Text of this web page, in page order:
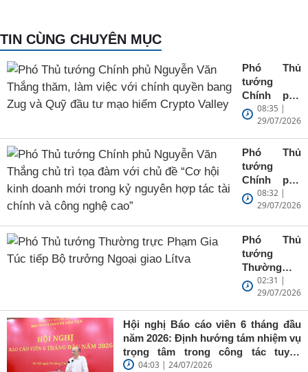
TIN CÙNG CHUYÊN MỤC
Phó Thủ
tướng
Chính phủ
Nguyễn Văn
Thắng
thăm, làm
việc với
chính quyền
bang Zug và
Quỹ đầu tư
mạo hiểm
Valley
08:35 |
29/07/2026
Phó Thủ
tướng
Chính phủ
Nguyễn Văn
Thắng chủ
với chủ đề
“Cơ hội
kinh doanh
mới trong
kỷ nguyên
chính và
công nghệ
cao”
08:32 |
29/07/2026
Phó Thủ
tướng
Thường
trực Phạm
Gia Túc tiếp
Bộ trưởng
Ngoại giao
Lítva
02:31 |
29/07/2026
Hội nghị Báo cáo viên 6 tháng đầu
năm 2026: Định hướng tám nhiệm vụ
trọng tâm trong công tác tuyên
truyền04:03 | 24/07/2026